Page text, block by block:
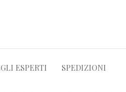
ESPERTI SPEDIZIONI